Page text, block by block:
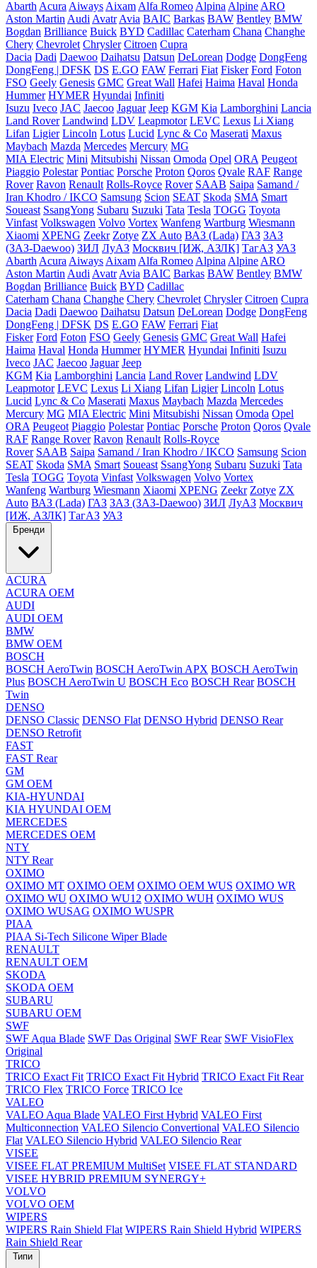
Abarth Acura Aiways Aixam Alfa Romeo Alpina Alpine ARO
Aston Martin Audi Avatr Avia BAIC Barkas BAW Bentley BMW
Bogdan Brilliance Buick BYD Cadillac Caterham Chana Changhe
Chery Chevrolet Chrysler Citroen Cupra
Dacia Dadi Daewoo Daihatsu Datsun DeLorean Dodge DongFeng
DongFeng | DFSK DS E.GO FAW Ferrari Fiat Fisker Ford Foton
FSO Geely Genesis GMC Great Wall Hafei Haima Haval Honda
Hummer HYMER Hyundai Infiniti
Isuzu Iveco JAC Jaecoo Jaguar Jeep KGM Kia Lamborghini Lancia
Land Rover Landwind LDV Leapmotor LEVC Lexus Li Xiang
Lifan Ligier Lincoln Lotus Lucid Lync & Co Maserati Maxus
Maybach Mazda Mercedes Mercury MG
MIA Electric Mini Mitsubishi Nissan Omoda Opel ORA Peugeot
Piaggio Polestar Pontiac Porsche Proton Qoros Qvale RAF Range
Rover Ravon Renault Rolls-Royce Rover SAAB Saipa Samand /
Iran Khodro / IKCO Samsung Scion SEAT Skoda SMA Smart
Soueast SsangYong Subaru Suzuki Tata Tesla TOGG Toyota
Vinfast Volkswagen Volvo Vortex Wanfeng Wartburg Wiesmann
Xiaomi XPENG Zeekr Zotye ZX Auto ВАЗ (Lada) ГАЗ ЗАЗ
(ЗАЗ-Daewoo) ЗИЛ ЛуАЗ Москвич [ИЖ, АЗЛК] ТагАЗ УАЗ
Abarth Acura Aiways Aixam Alfa Romeo Alpina Alpine ARO
Aston Martin Audi Avatr Avia BAIC Barkas BAW Bentley BMW
Bogdan Brilliance Buick BYD Cadillac
Caterham Chana Changhe Chery Chevrolet Chrysler Citroen Cupra
Dacia Dadi Daewoo Daihatsu Datsun DeLorean Dodge DongFeng
DongFeng | DFSK DS E.GO FAW Ferrari Fiat
Fisker Ford Foton FSO Geely Genesis GMC Great Wall Hafei
Haima Haval Honda Hummer HYMER Hyundai Infiniti Isuzu
Iveco JAC Jaecoo Jaguar Jeep
KGM Kia Lamborghini Lancia Land Rover Landwind LDV
Leapmotor LEVC Lexus Li Xiang Lifan Ligier Lincoln Lotus
Lucid Lync & Co Maserati Maxus Maybach Mazda Mercedes
Mercury MG MIA Electric Mini Mitsubishi Nissan Omoda Opel
ORA Peugeot Piaggio Polestar Pontiac Porsche Proton Qoros Qvale
RAF Range Rover Ravon Renault Rolls-Royce
Rover SAAB Saipa Samand / Iran Khodro / IKCO Samsung Scion
SEAT Skoda SMA Smart Soueast SsangYong Subaru Suzuki Tata
Tesla TOGG Toyota Vinfast Volkswagen Volvo Vortex
Wanfeng Wartburg Wiesmann Xiaomi XPENG Zeekr Zotye ZX
Auto ВАЗ (Lada) ГАЗ ЗАЗ (ЗАЗ-Daewoo) ЗИЛ ЛуАЗ Москвич
[ИЖ, АЗЛК] ТагАЗ УАЗ
Бренди
ACURA
ACURA OEM
AUDI
AUDI OEM
BMW
BMW OEM
BOSCH
BOSCH AeroTwin BOSCH AeroTwin APX BOSCH AeroTwin
Plus BOSCH AeroTwin U BOSCH Eco BOSCH Rear BOSCH
Twin
DENSO
DENSO Classic DENSO Flat DENSO Hybrid DENSO Rear
DENSO Retrofit
FAST
FAST Rear
GM
GM OEM
KIA-HYUNDAI
KIA HYUNDAI OEM
MERCEDES
MERCEDES OEM
NTY
NTY Rear
OXIMO
OXIMO MT OXIMO OEM OXIMO OEM WUS OXIMO WR
OXIMO WU OXIMO WU12 OXIMO WUH OXIMO WUS
OXIMO WUSAG OXIMO WUSPR
PIAA
PIAA Si-Tech Silicone Wiper Blade
RENAULT
RENAULT OEM
SKODA
SKODA OEM
SUBARU
SUBARU OEM
SWF
SWF Aqua Blade SWF Das Original SWF Rear SWF VisioFlex
Original
TRICO
TRICO Exact Fit TRICO Exact Fit Hybrid TRICO Exact Fit Rear
TRICO Flex TRICO Force TRICO Ice
VALEO
VALEO Aqua Blade VALEO First Hybrid VALEO First
Multiconnection VALEO Silencio Convertional VALEO Silencio
Flat VALEO Silencio Hybrid VALEO Silencio Rear
VISEE
VISEE FLAT PREMIUM MultiSet VISEE FLAT STANDARD
VISEE HYBRID PREMIUM SYNERGY+
VOLVO
VOLVO OEM
WIPERS
WIPERS Rain Shield Flat WIPERS Rain Shield Hybrid WIPERS
Rain Shield Rear
Типи